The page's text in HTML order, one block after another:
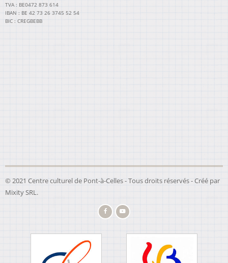
TVA : BE0472 873 614
IBAN : BE 42 73 26 3745 52 54
BIC : CREGBEBB
© 2021 Centre culturel de Pont-à-Celles - Tous droits réservés - Créé par
Mixity SRL .